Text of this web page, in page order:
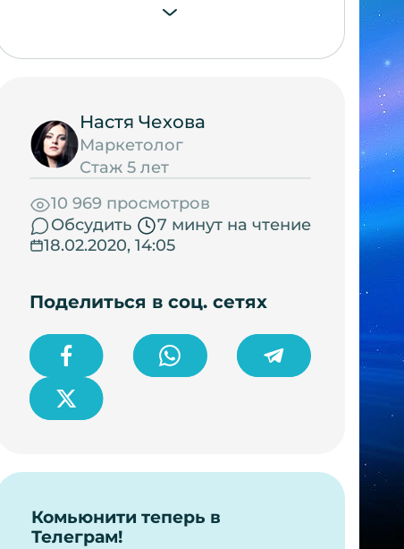
Настя Чехова
Маркетолог
Стаж 5 лет
10 969 просмотров
Обсудить
7 минут на чтение
18.02.2020, 14:05
Поделиться в соц. сетях
Комьюнити теперь в
Телеграм!